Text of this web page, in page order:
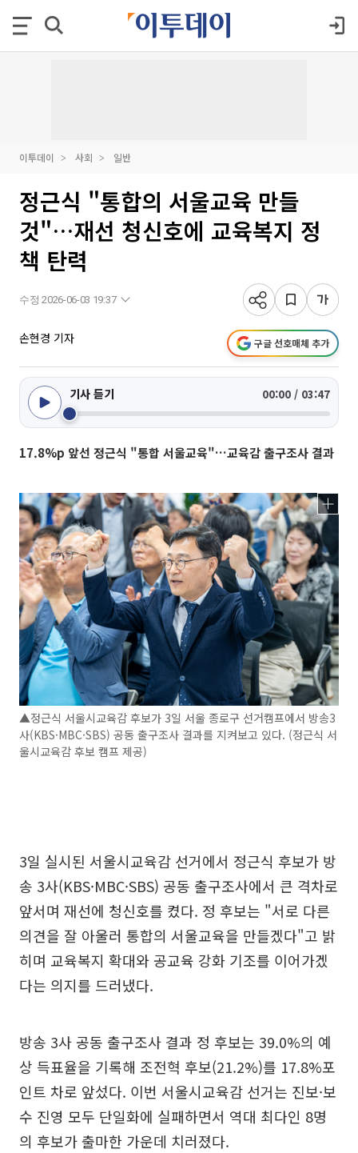
이투데이 사회 일반
정근식 "통합의 서울교육 만들
것"…재선 청신호에 교육복지 정
책 탄력
수정 2026-06-03 19:37
손현경 기자 구글 선호매체 추가
기사 듣기 00:00 / 03:47
17.8%p 앞선 정근식 "통합 서울교육"…교육감 출구조사 결과
▲정근식 서울시교육감 후보가 3일 서울 종로구 선거캠프에서 방송3
사(KBS·MBC·SBS) 공동 출구조사 결과를 지켜보고 있다. (정근식 서
울시교육감 후보 캠프 제공)
3일 실시된 서울시교육감 선거에서 정근식 후보가 방
송 3사(KBS·MBC·SBS) 공동 출구조사에서 큰 격차로
앞서며 재선에 청신호를 켰다. 정 후보는 "서로 다른
의견을 잘 아울러 통합의 서울교육을 만들겠다"고 밝
히며 교육복지 확대와 공교육 강화 기조를 이어가겠
다는 의지를 드러냈다.
방송 3사 공동 출구조사 결과 정 후보는 39.0%의 예
상 득표율을 기록해 조전혁 후보(21.2%)를 17.8%포
인트 차로 앞섰다. 이번 서울시교육감 선거는 진보·보
수 진영 모두 단일화에 실패하면서 역대 최다인 8명
의 후보가 출마한 가운데 치러졌다.